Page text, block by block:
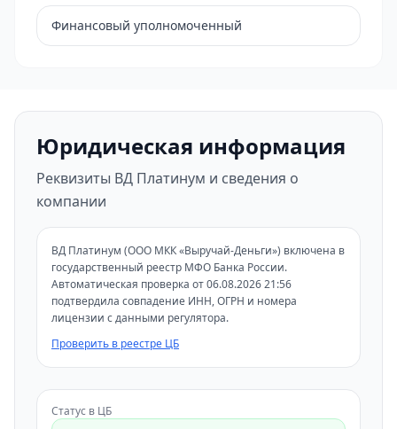
Финансовый уполномоченный
Юридическая информация
Реквизиты ВД Платинум и сведения о
компании
ВД Платинум (ООО МКК «Выручай-Деньги») включена в
государственный реестр МФО Банка России.
Автоматическая проверка от 06.08.2026 21:56
подтвердила совпадение ИНН, ОГРН и номера
лицензии с данными регулятора.
Проверить в реестре ЦБ
Статус в ЦБ